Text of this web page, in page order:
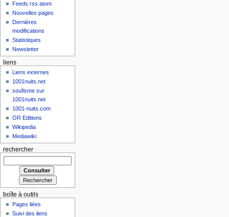
Feeds rss atom
Nouvelles pages
Dernières
modifications
Statistiques
Newsletter
liens
Liens externes
1001nuits.net
soufisme sur
1001nuits.net
1001-nuits.com
OR Editions
Wikipedia
Mediawiki
rechercher
boîte à outils
Pages liées
Suivi des liens